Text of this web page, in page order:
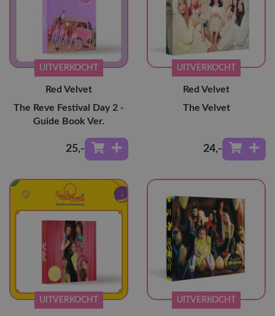
UITVERKOCHT
Red Velvet
The Reve Festival Day 2 -
Guide Book Ver.
25,-
UITVERKOCHT
Red Velvet
The Velvet
24,-
UITVERKOCHT UITVERKOCHT